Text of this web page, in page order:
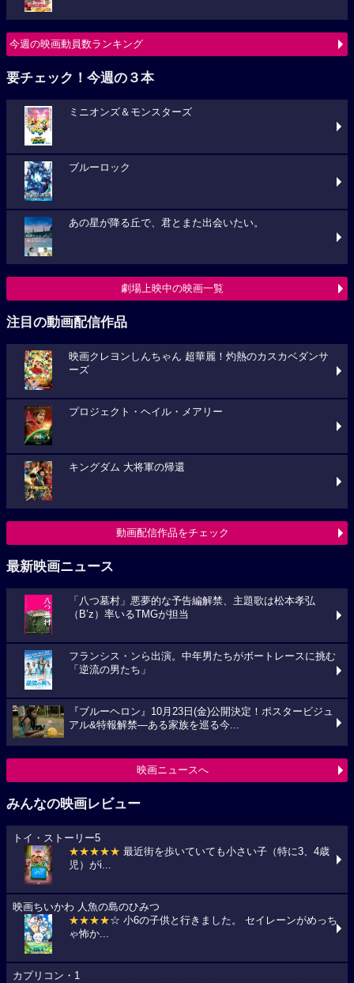
今週の映画動員数ランキング
要チェック！今週の３本
ミニオンズ＆モンスターズ
ブルーロック
あの星が降る丘で、君とまた出会いたい。
劇場上映中の映画一覧
注目の動画配信作品
映画クレヨンしんちゃん 超華麗！灼熱のカスカベダンサ
ーズ
プロジェクト・ヘイル・メアリー
キングダム 大将軍の帰還
動画配信作品をチェック
最新映画ニュース
「八つ墓村」悪夢的な予告編解禁、主題歌は松本孝弘
（B’z）率いるTMGが担当
フランシス・ンら出演。中年男たちがボートレースに挑む
「逆流の男たち」
『ブルーヘロン』10月23日(金)公開決定！ポスタービジュ
アル&特報解禁―ある家族を巡る今...
映画ニュースへ
みんなの映画レビュー
トイ・ストーリー5
★★★★★ 最近街を歩いていても小さい子（特に3、4歳
児）がi...
映画ちいかわ 人魚の島のひみつ
★★★★☆ 小6の子供と行きました。 セイレーンがめっち
ゃ怖か...
カプリコン・1